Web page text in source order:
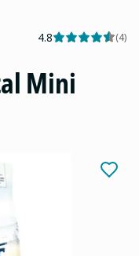
4.8 (4)
Mini